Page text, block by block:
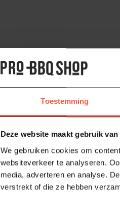
Toestemming
Deze website maakt gebruik
We gebruiken cookies om
websiteverkeer te analyseren.
media, adverteren en analyse.
verstrekt of die ze hebben
BBQ Spatel
Verhoog je
Spatula.
44,95